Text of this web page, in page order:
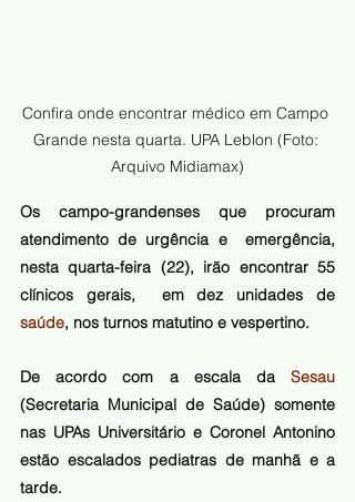
Confira onde encontrar médico em Campo
Grande nesta quarta. UPA Leblon (Foto:
Arquivo Midiamax)
Os campo-grandenses que procuram
atendimento de urgência e  emergência,
nesta quarta-feira (22), irão encontrar 55
saúde, nos turnos matutino e vespertino.
De acordo com a escala da
(Secretaria Municipal de Saúde) somente
nas UPAs Universitário e Coronel Antonino
estão escalados pediatras de manhã e a
tarde.